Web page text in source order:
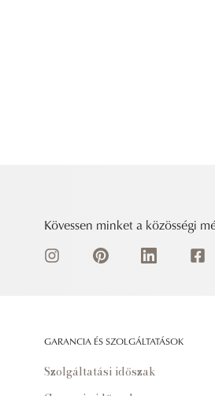
Kövessen minket a közösségi
GARANCIA ÉS SZOLGÁLTATÁSOK
Szolgáltatási időszak